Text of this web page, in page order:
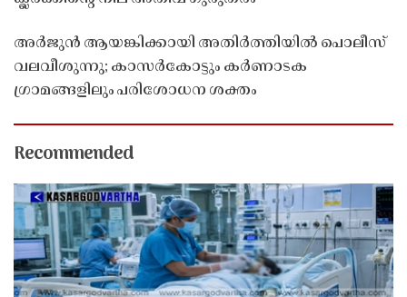
അർജുൻ ആയങ്കിക്കായി അതിർത്തിയിൽ പൊലീസ്
വലവീശുന്നു; കാസർകോട്ടും കർണാടക
ഗ്രാമങ്ങളിലും പരിശോധന ശക്തം
Recommended